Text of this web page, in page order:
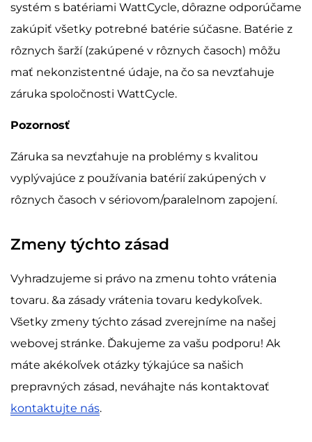
systém s batériami WattCycle, dôrazne odporúčame
zakúpiť všetky potrebné batérie súčasne. Batérie z
rôznych šarží (zakúpené v rôznych časoch) môžu
mať nekonzistentné údaje, na čo sa nevzťahuje
záruka spoločnosti WattCycle.
Pozornosť
Záruka sa nevzťahuje na problémy s kvalitou
vyplývajúce z používania batérií zakúpených v
rôznych časoch v sériovom/paralelnom zapojení.
Zmeny týchto zásad
Vyhradzujeme si právo na zmenu tohto vrátenia
tovaru. &a zásady vrátenia tovaru kedykoľvek.
Všetky zmeny týchto zásad zverejníme na našej
webovej stránke. Ďakujeme za vašu podporu! Ak
máte akékoľvek otázky týkajúce sa našich
prepravných zásad, neváhajte nás kontaktovať
kontaktujte nás.